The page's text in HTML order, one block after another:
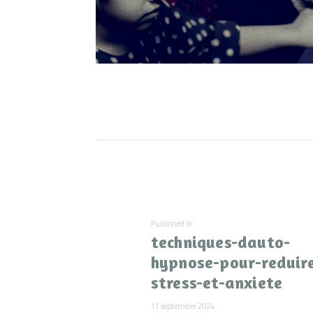
l’article
Published in
post:
techniques-dauto-
hypnose-pour-
stress-et-anxiete
11 septembre 2024